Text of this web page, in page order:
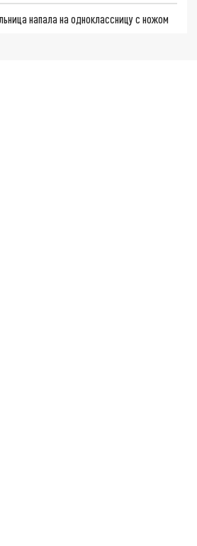
напала на одноклассницу с ножом